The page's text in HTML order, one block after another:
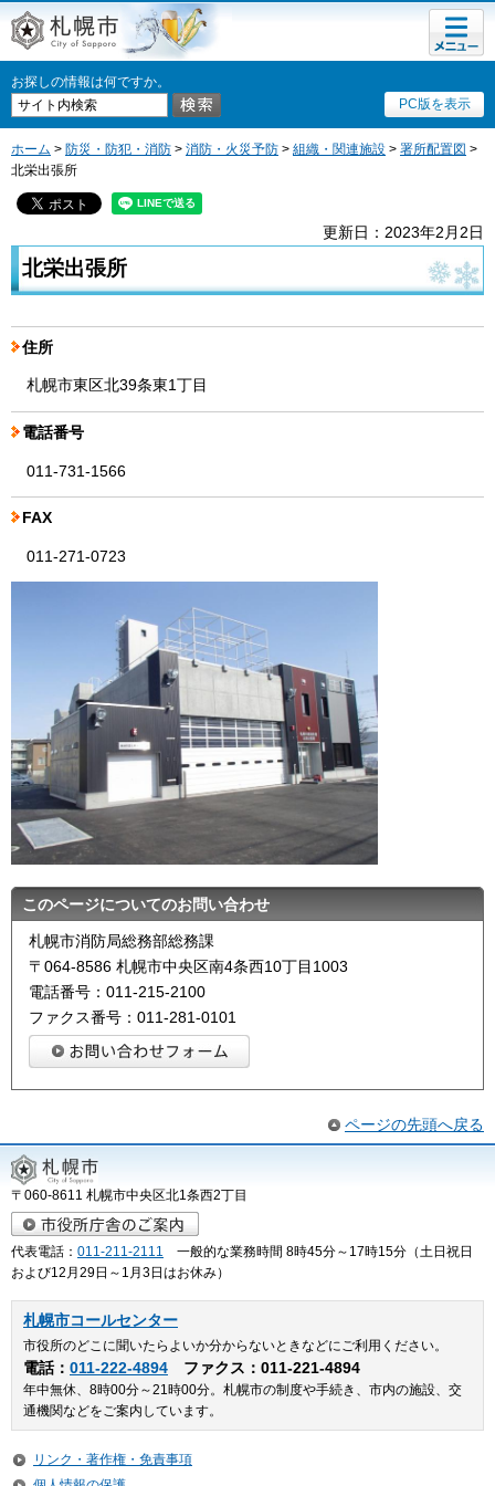
札幌市
お探しの情報は何ですか。
PC版を表示
メニュ
ー
ホーム > 防災・防犯・消防 > 消防・火災予防 > 組織・関連施設 > 署所配置図 >
北栄出張所
更新日：2023年2月2日
北栄出張所
住所
札幌市東区北39条東1丁目
電話番号
011-731-1566
FAX
011-271-0723
このページについてのお問い合わせ
札幌市消防局総務部総務課
〒064-8586 札幌市中央区南4条西10丁目1003
電話番号：011-215-2100
ファクス番号：011-281-0101
ページの先頭へ戻る
〒060-8611 札幌市中央区北1条西2丁目
代表電話： 011-211-2111 一般的な業務時間 8時45分～17時15分（土日祝日
および12月29日～1月3日はお休み）
札幌市コールセンター
市役所のどこに聞いたらよいか分からないときなどにご利用ください。
電話： 011-222-4894 ファクス：011-221-4894
年中無休、8時00分～21時00分。札幌市の制度や手続き、市内の施設、交
通機関などをご案内しています。
リンク・著作権・免責事項